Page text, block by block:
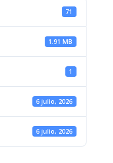
71
1.91 MB
1
6 julio, 2026
6 julio, 2026